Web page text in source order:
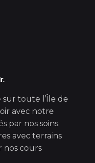
toute l’Île de
avec notre
par nos soins.
avec terrains
nos cours